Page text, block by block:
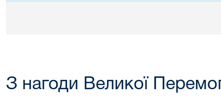
З нагоди Великої